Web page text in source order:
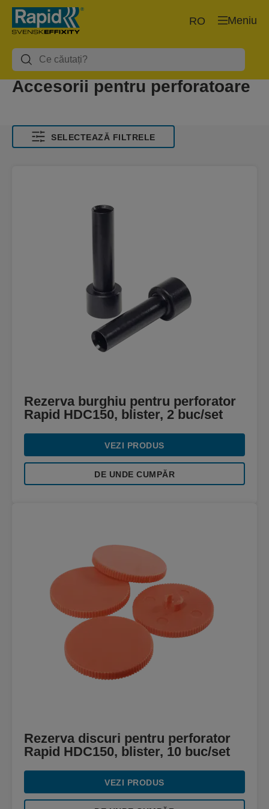
Meniu
RO
Accesorii pentru perforatoare
SELECTEAZĂ FILTRELE
Rezerva burghiu pentru perforator
Rapid HDC150, blister, 2 buc/set
VEZI PRODUS
DE UNDE CUMPĂR
Rezerva discuri pentru perforator
Rapid HDC150, blister, 10 buc/set
VEZI PRODUS